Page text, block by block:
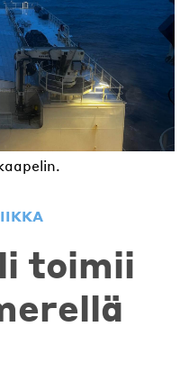
toimii